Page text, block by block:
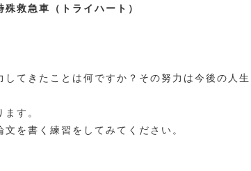
救急車（トライハート）
てきたことは何ですか？その努力は今後の人
す。
を書く練習をしてみてください。